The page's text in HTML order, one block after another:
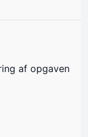
af opgaven